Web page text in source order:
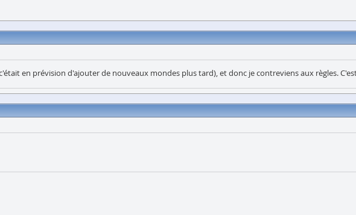
en prévision d'ajouter de nouveaux mondes plus tard), et donc je contreviens aux règles.